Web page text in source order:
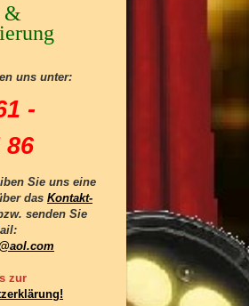
&
uns unter:
-
86
Sie uns eine
das Kontakt-
senden Sie
zur